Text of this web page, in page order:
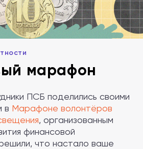
марафон
ПСБ поделились своими
в Марафоне волонтёров
, организованным
финансовой
что настало ваше